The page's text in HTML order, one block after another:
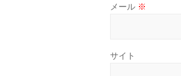
メール ※
サイト